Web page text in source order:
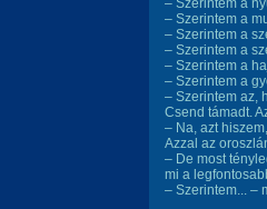
– Szerintem a
– Szerintem a
– Szerintem a
– Szerintem a
– Szerintem a
– Szerintem a
– Szerintem az,
Csend támadt.
– Na, azt
Azzal az
– De most
mi a
– Szerintem... –